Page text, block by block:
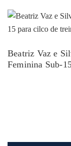
Beatriz Vaz e
Feminina Sub-